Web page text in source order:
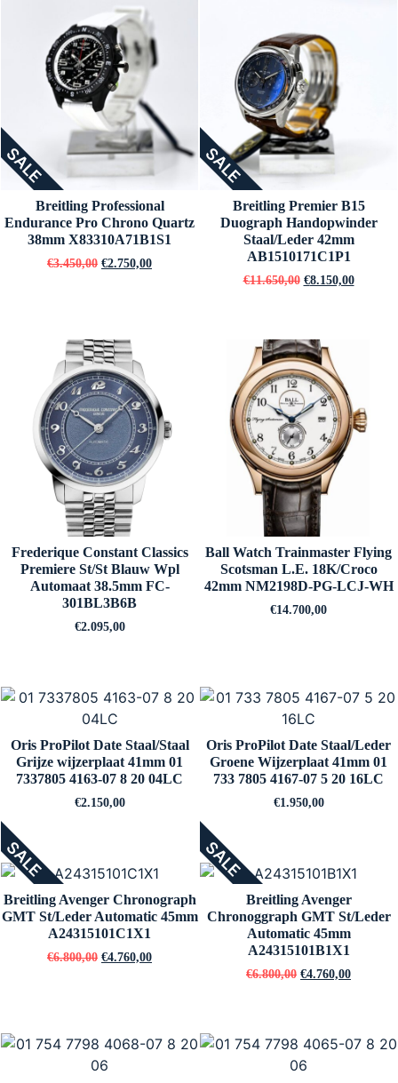
SALE
Breitling Professional
Endurance Pro Chrono Quartz
38mm X83310A71B1S1
€3.450,00 €2.750,00
SALE
Breitling Premier B15
Duograph Handopwinder
Staal/Leder 42mm
AB1510171C1P1
€11.650,00 €8.150,00
Frederique Constant Classics
Premiere St/St Blauw Wpl
Automaat 38.5mm FC-
301BL3B6B
€2.095,00
Ball Watch Trainmaster Flying
Scotsman L.E. 18K/Croco
42mm NM2198D-PG-LCJ-WH
€14.700,00
Oris ProPilot Date Staal/Staal
Grijze wijzerplaat 41mm 01
7337805 4163-07 8 20 04LC
€2.150,00
Oris ProPilot Date Staal/Leder
Groene Wijzerplaat 41mm 01
733 7805 4167-07 5 20 16LC
€1.950,00
SALE
Breitling Avenger Chronograph
GMT St/Leder Automatic 45mm
A24315101C1X1
€6.800,00 €4.760,00
SALE
Breitling Avenger
Chronoggraph GMT St/Leder
Automatic 45mm
A24315101B1X1
€6.800,00 €4.760,00